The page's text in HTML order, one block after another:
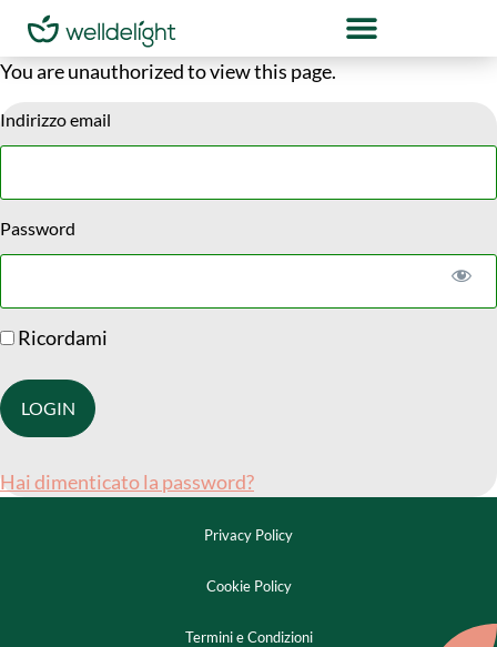
You are unauthorized to view this page.
Indirizzo email
Password
Ricordami
Hai dimenticato la password?
Privacy Policy
Cookie Policy
Termini e Condizioni